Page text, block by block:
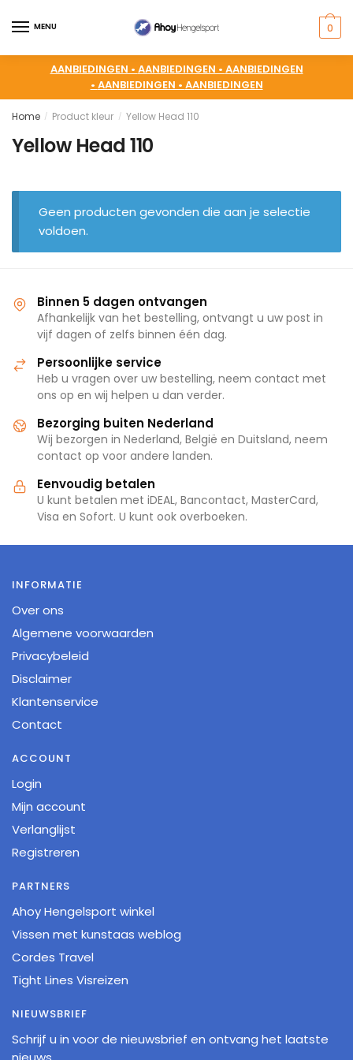
MENU 0
AANBIEDINGEN • AANBIEDINGEN • AANBIEDINGEN
• AANBIEDINGEN • AANBIEDINGEN
Home / Product kleur / Yellow Head 110
Yellow Head 110
Geen producten gevonden die aan je selectie
voldoen.
Binnen 5 dagen ontvangen
Afhankelijk van het bestelling, ontvangt u uw post in
vijf dagen of zelfs binnen één dag.
Persoonlijke service
Heb u vragen over uw bestelling, neem contact met
ons op en wij helpen u dan verder.
Bezorging buiten Nederland
Wij bezorgen in Nederland, België en Duitsland, neem
contact op voor andere landen.
Eenvoudig betalen
U kunt betalen met iDEAL, Bancontact, MasterCard,
Visa en Sofort. U kunt ook overboeken.
INFORMATIE
Over ons
Algemene voorwaarden
Privacybeleid
Disclaimer
Klantenservice
Contact
ACCOUNT
Login
Mijn account
Verlanglijst
Registreren
PARTNERS
Ahoy Hengelsport winkel
Vissen met kunstaas weblog
Cordes Travel
Tight Lines Visreizen
NIEUWSBRIEF
Schrijf u in voor de nieuwsbrief en ontvang het laatste